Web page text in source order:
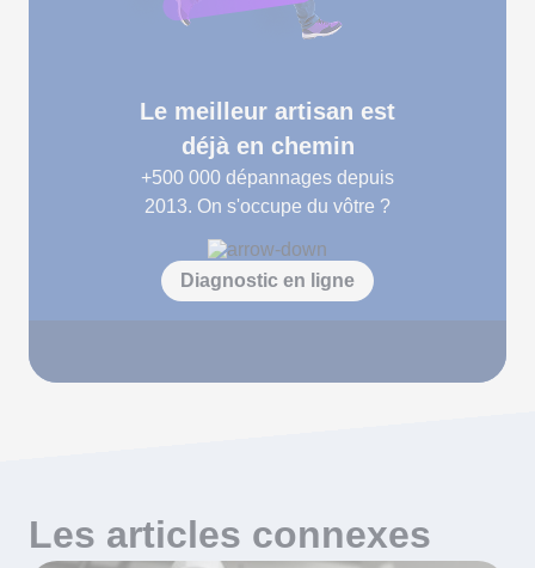
Le meilleur artisan est
déjà en chemin
+500 000 dépannages depuis
2013. On s'occupe du vôtre ?
Diagnostic en ligne
Les articles connexes